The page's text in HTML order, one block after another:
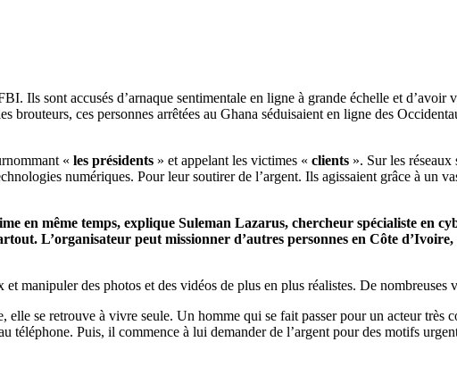
Ils sont accusés d’arnaque sentimentale en ligne à grande échelle et
brouteurs, ces personnes arrêtées au Ghana séduisaient en ligne des
« les présidents » et appelant les victimes « clients ». Sur les
numériques. Pour leur soutirer de l’argent. Ils agissaient grâce à un
en même temps, explique Suleman Lazarus, chercheur spécialiste en
L’organisateur peut missionner d’autres personnes en Côte
des photos et des vidéos de plus en plus réalistes. De nombreuses
se retrouve à vivre seule. Un homme qui se fait passer pour un acteur
téléphone. Puis, il commence à lui demander de l’argent pour des motifs